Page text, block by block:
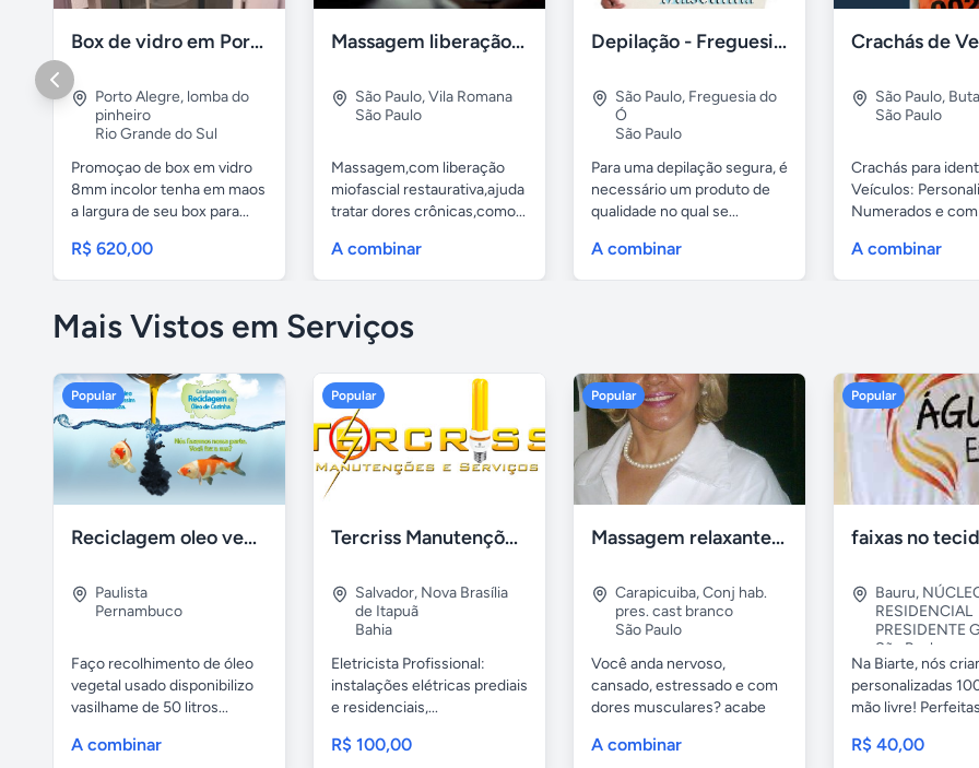
Box de vidro em Porto Alegre
Porto Alegre, lomba do
pinheiro
Rio Grande do Sul
Promoçao de box em vidro
8mm incolor tenha em maos
a largura de seu box para...
R$ 620,00
Massagem liberação miofascial
São Paulo,Vila Romana
São Paulo
Massagem,com liberação
miofascial restaurativa,ajuda
tratar dores crônicas,como...
A combinar
Depilação - Freguesia do Ó
São Paulo, Freguesia do
Ó
São Paulo
Para uma depilação segura, é
necessário um produto de
qualidade no qual se...
A combinar
São Paulo,
São Paulo
Crachás para
Veículos:
Numerados e com
A combinar
Mais Vistos em Serviços
Popular
Reciclagem oleo vegetal
Paulista
Pernambuco
Faço recolhimento de óleo
vegetal usado disponibilizo
vasilhame de 50 litros...
A combinar
Popular
Tercriss Manutenções e Serviços
Salvador, Nova Brasília
de Itapuã
Bahia
Eletricista Profissional:
instalações elétricas prediais
e residenciais,...
R$ 100,00
Popular
Massagem relaxante- terapeutica e depilação
Carapicuiba,Conj hab.
pres. cast branco
São Paulo
Você anda nervoso,
cansado, estressado e com
dores musculares? acabe
A combinar
Popular
Bauru,
RESIDENCIAL
PRESIDENTE
São Paulo
Na Biarte, nós
personalizadas
mão livre!
R$ 40,00